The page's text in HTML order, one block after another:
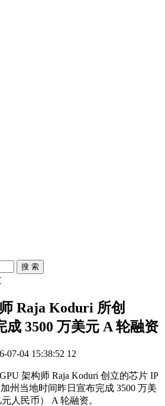
搜 索
Raja Koduri 所创
3500 万美元 A 轮融资
07-04 15:38:52 12
架构师 Raja Koduri 创立的芯片 IP
州当地时间昨日宣布完成 3500 万美
人民币） A 轮融资。